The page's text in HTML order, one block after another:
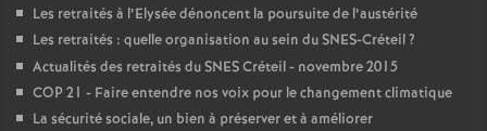
Les retraités à l’Elysée dénoncent la poursuite de l’austérité
Les retraités : quelle organisation au sein duSNES-Créteil?
Actualités des retraités duSNESCréteil - novembre 2015
COP21 - Faire entendre nos voix pour le changement climatique
La sécurité sociale, un bien à préserver et à améliorer